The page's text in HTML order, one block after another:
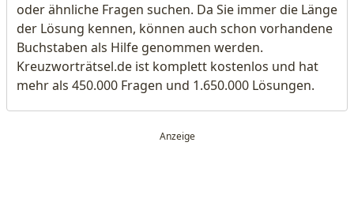
oder ähnliche Fragen suchen. Da Sie immer die Länge
der Lösung kennen, können auch schon vorhandene
Buchstaben als Hilfe genommen werden.
Kreuzworträtsel.de ist komplett kostenlos und hat
mehr als 450.000 Fragen und 1.650.000 Lösungen.